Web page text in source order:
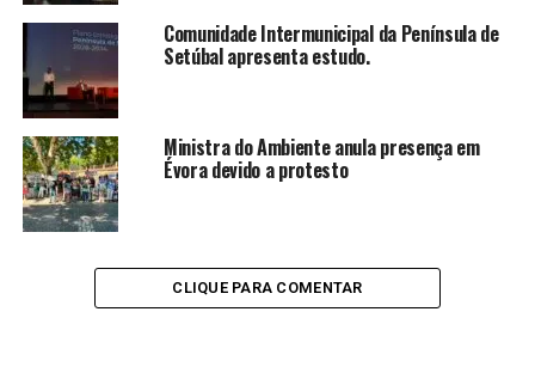
Comunidade Intermunicipal da Península de
Setúbal apresenta estudo.
Ministra do Ambiente anula presença em
Évora devido a protesto
CLIQUE PARA COMENTAR